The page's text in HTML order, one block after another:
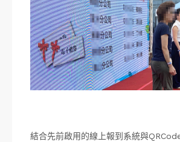
結合先前啟用的線上報到系統與